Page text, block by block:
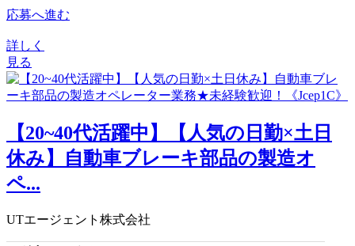
応募へ進む
詳しく
見る
【20~40代活躍中】【人気の日勤×土日
休み】自動車ブレーキ部品の製造オ
ペ...
UTエージェント株式会社